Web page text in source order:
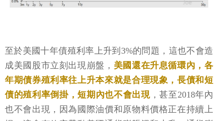
至於美國十年債殖利率上升到3%的問題，這也不會造
成美國股市立刻出現崩盤， 美國還在升息循環內，各
年期債券殖利率往上升本來就是合理現象，長債和短
債的殖利率倒掛，短期內也不會出現，甚至2018年內
也不會出現，因為國際油價和原物料價格正在持續上